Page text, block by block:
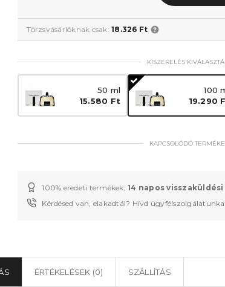
Törzsvásárlóknak csak:18.326 Ft
KISZERELÉS
50 ml
15.580 Ft
100
19.290
KAPCSOLÓDÓ
100% eredeti termékek,14 napos visszaküldési
Kérdésed van, elakadtál? Hívd
ÉRTÉKELÉSEK (0) SZÁLLÍTÁS